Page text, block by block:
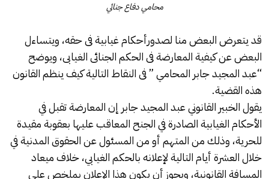
محامي دفاع جنائي
قد يتعرض البعض منا لصدورأحكام غيابيةفى حقه، ويتساءل
البعض عن كيفية المعارضة فى الحكم الجنائى الغيابى، ويوضح
“عبد المجيد جابر المحامي ” فى النقاط التالية كيف ينظم القانون
هذه القضية.
يقول الخبير القانونيعبد المجيد جابر إن المعارضة تقبل في
الأحكام الغيابية الصادرة فيالجنحالمعاقب عليها بعقوبة مقيدة
للحرية، وذلك من المتهم أو من المسئول عن الحقوق المدنية في
خلال العشرة أيام التالية لإعلانه بالحكم الغيابي، خلاف ميعاد
المسافة القانونية، ويجوز أن يكون هذا الإعلان بملخص على